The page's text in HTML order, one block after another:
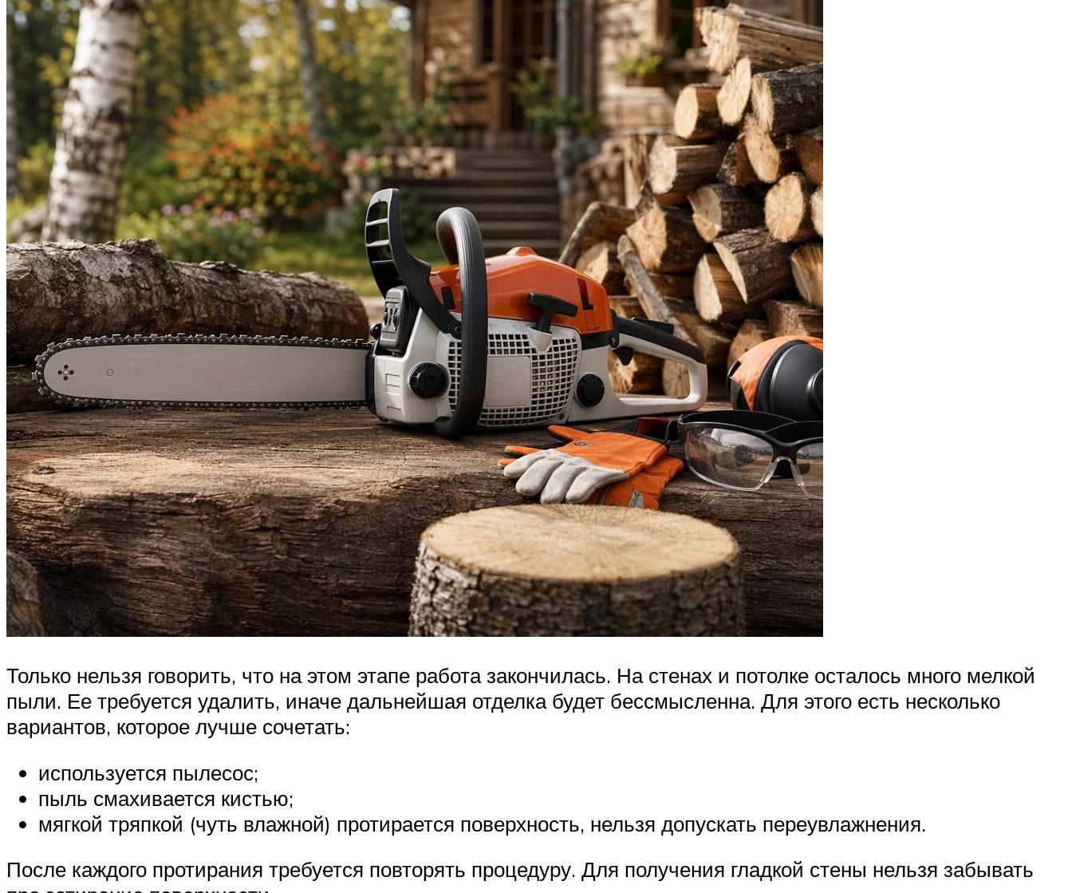
Только нельзя говорить, что на этом этапе работа закончилась. На стенах и потолке осталось много мелкой
пыли. Ее требуется удалить, иначе дальнейшая отделка будет бессмысленна. Для этого есть несколько
вариантов, которое лучше сочетать:
используется пылесос;
пыль смахивается кистью;
мягкой тряпкой (чуть влажной) протирается поверхность, нельзя допускать переувлажнения.
После каждого протирания требуется повторять процедуру. Для получения гладкой стены нельзя забывать